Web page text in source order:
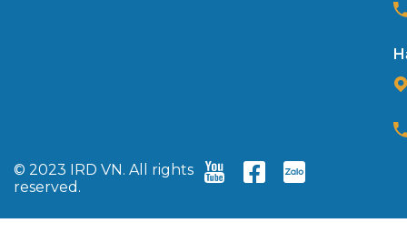
© 2023 IRD VN. All rights
reserved.